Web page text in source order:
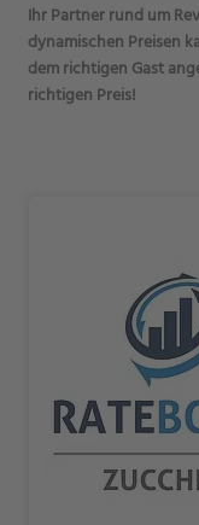
Ihr Partner rund um
dynamischen Preisen
dem richtigen Gast
richtigen Preis!